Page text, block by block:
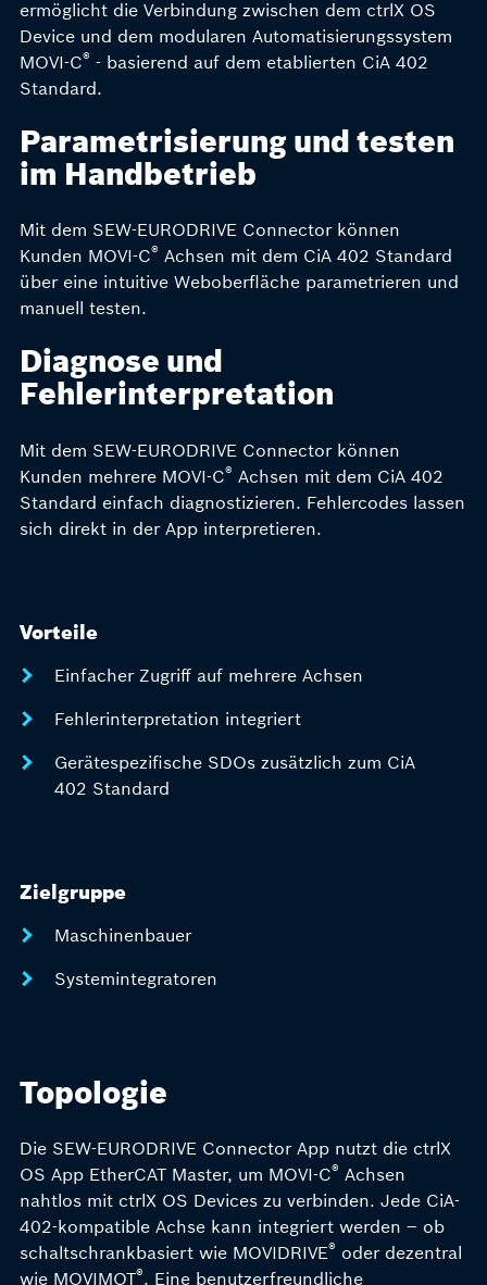
ermöglicht die Verbindung zwischen dem ctrlX OS
Device und dem modularen Automatisierungssystem
MOVI-C® - basierend auf dem etablierten CiA 402
Standard.
Parametrisierung und testen
im Handbetrieb
Mit dem SEW-EURODRIVE Connector können
Kunden MOVI-C® Achsen mit dem CiA 402 Standard
über eine intuitive Weboberfläche parametrieren und
manuell testen.
Diagnose und
Fehlerinterpretation
Mit dem SEW-EURODRIVE Connector können
Kunden mehrere MOVI-C® Achsen mit dem CiA 402
Standard einfach diagnostizieren. Fehlercodes lassen
sich direkt in der App interpretieren.
Vorteile
Einfacher Zugriff auf mehrere Achsen
Fehlerinterpretation integriert
Gerätespezifische SDOs zusätzlich zum CiA
402 Standard
Zielgruppe
Maschinenbauer
Systemintegratoren
Topologie
Die SEW-EURODRIVE Connector App nutzt die ctrlX
OS App EtherCAT Master, um MOVI-C® Achsen
nahtlos mit ctrlX OS Devices zu verbinden. Jede CiA-
402-kompatible Achse kann integriert werden – ob
schaltschrankbasiert wie MOVIDRIVE® oder dezentral
wie MOVIMOT®. Eine benutzerfreundliche